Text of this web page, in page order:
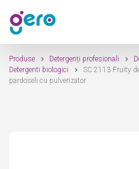
Sari
la
navigare
Sari
la
conținut
Produse
Furnizori
Produse Detergenți profesionali
Detergenti biologici
SC 2113 Fruity
pardoseli cu pulverizator